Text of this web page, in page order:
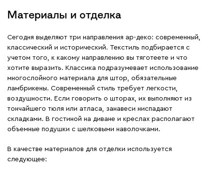
Материалы и отделка
Сегодня выделяют три направления ар-деко: современный,
классический и исторический. Текстиль подбирается с
учетом того, к какому направлению вы тяготеете и что
хотите выразить. Классика подразумевает использование
многослойного материала для штор, обязательные
ламбрикены. Современный стиль требует легкости,
воздушности. Если говорить о шторах, их выполняют из
тончайшего тюля или атласа, занавеси ниспадают
складками. В гостиной на диване и креслах располагают
объемные подушки с шелковыми наволочками.
В качестве материалов для отделки используется
следующее: